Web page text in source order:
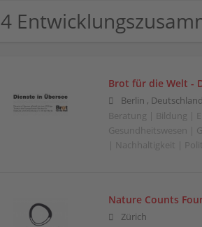
4
Brot für die Welt -
Berlin , Deutschland
Beratung | Bildung |
Gesundheitswesen |
| Nachhaltigkeit |
Nature Counts
Zürich